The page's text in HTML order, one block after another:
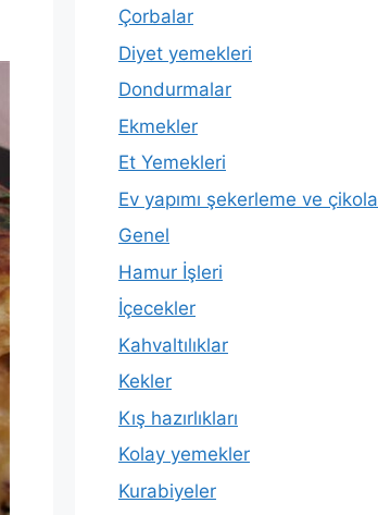
Çorbalar
Diyet yemekleri
Dondurmalar
Ekmekler
Et Yemekleri
Ev yapımı şekerleme ve
Genel
Hamur İşleri
İçecekler
Kahvaltılıklar
Kekler
Kış hazırlıkları
Kolay yemekler
Kurabiyeler